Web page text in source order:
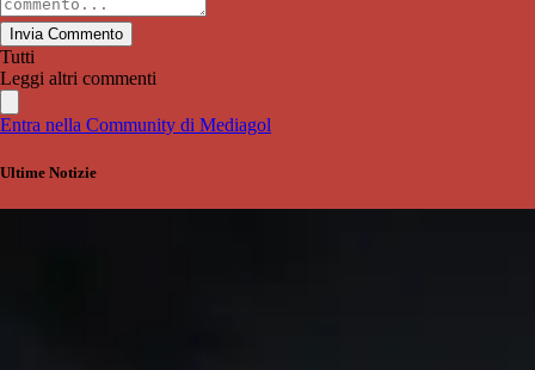
Invia Commento
Tutti
Leggi altri commenti
Entra nella Community di Mediagol
Ultime Notizie